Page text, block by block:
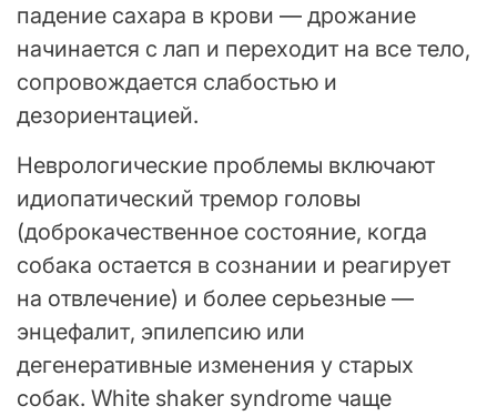
падение сахара в крови — дрожание
начинается с лап и переходит на все тело,
сопровождается слабостью и
дезориентацией.
Неврологические проблемы включают
идиопатический тремор головы
(доброкачественное состояние, когда
собака остается в сознании и реагирует
на отвлечение) и более серьезные —
энцефалит, эпилепсию или
дегенеративные изменения у старых
собак. White shaker syndrome чаще